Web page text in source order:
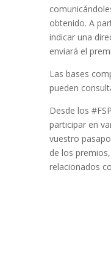
obtenido. A
indicar una
enviará el
Las bases
pueden
Desde los
participar en
vuestro
de los
relacionados